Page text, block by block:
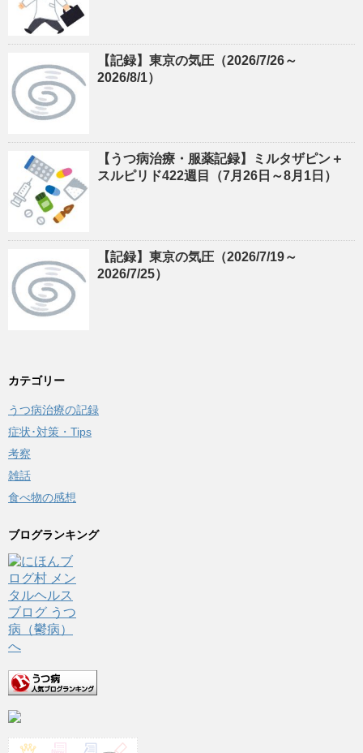
【記録】東京の気圧（2026/7/26～
2026/8/1）
【うつ病治療・服薬記録】ミルタザピン＋
スルピリド422週目（7月26日～8月1日）
【記録】東京の気圧（2026/7/19～
2026/7/25）
カテゴリー
うつ病治療の記録
症状･対策・Tips
考察
雑話
食べ物の感想
ブログランキング